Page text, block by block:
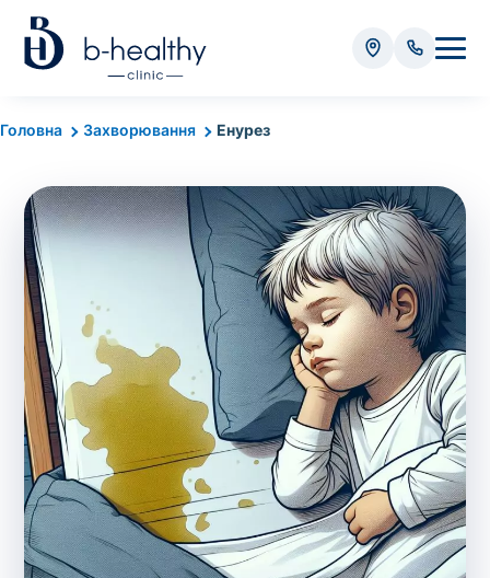
Головна Захворювання Енурез
Аналізи
Вартість забору крові - 50 грн
Вартість забору біоматеріалу (крім крові) - від
35 грн
Всього: 0 грн
Попередній запис на дослідження не
потрібний. Виняток становлять мазки та
зіскрібки. Взяття біоматеріалу для них
виконує лікар – необхідийзапис до фахівця.